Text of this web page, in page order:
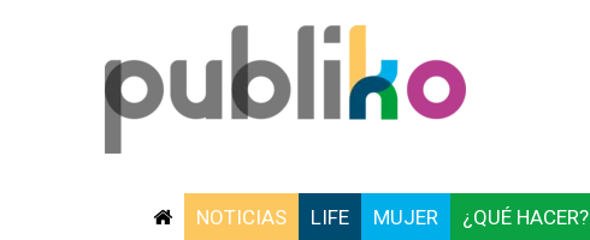
NOTICIAS LIFE MUJER ¿QUÉ HACER?